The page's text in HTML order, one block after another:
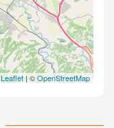
Leaflet | ©OpenStreetMap